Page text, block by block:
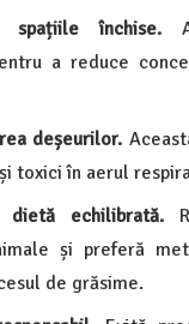
spațiile închise.
a reduce
deșeurilor.
toxici în aerul
echilibrată.
și preferă
de grăsime.